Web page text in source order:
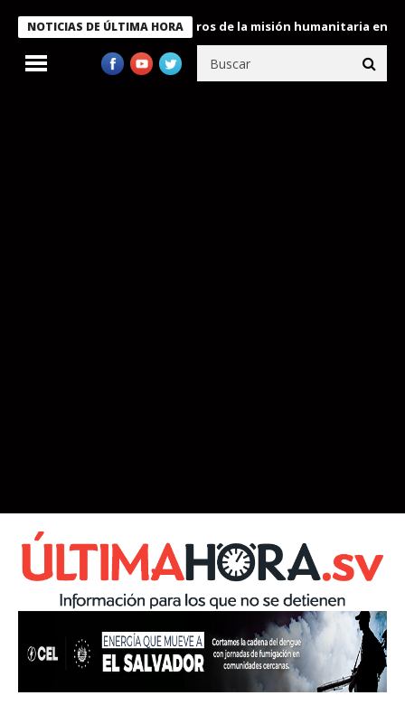
NOTICIAS DE ÚLTIMA HORA
Bukele condecora a miembros de la misión humanitaria enviada